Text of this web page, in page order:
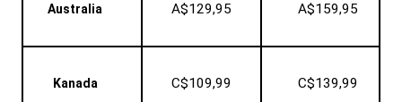
Australia A$129,95 A$159,95
Kanada C$109,99 C$139,99